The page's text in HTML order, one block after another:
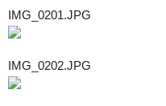
IMG_0201.JPG
IMG_0202.JPG